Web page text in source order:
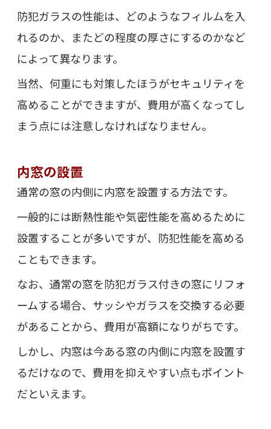
防犯ガラスの性能は、どのようなフィルムを入
れるのか、またどの程度の厚さにするのかなど
によって異なります。
当然、何重にも対策したほうがセキュリティを
高めることができますが、費用が高くなってし
まう点には注意しなければなりません。
内窓の設置
通常の窓の内側に内窓を設置する方法です。
一般的には断熱性能や気密性能を高めるために
設置することが多いですが、防犯性能を高める
こともできます。
なお、通常の窓を防犯ガラス付きの窓にリフォ
ームする場合、サッシやガラスを交換する必要
があることから、費用が高額になりがちです。
しかし、内窓は今ある窓の内側に内窓を設置す
るだけなので、費用を抑えやすい点もポイント
だといえます。